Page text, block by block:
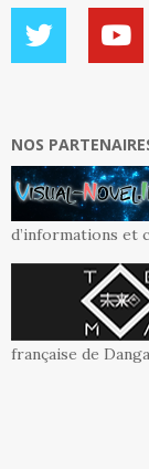
NOS
d’informations et
française de